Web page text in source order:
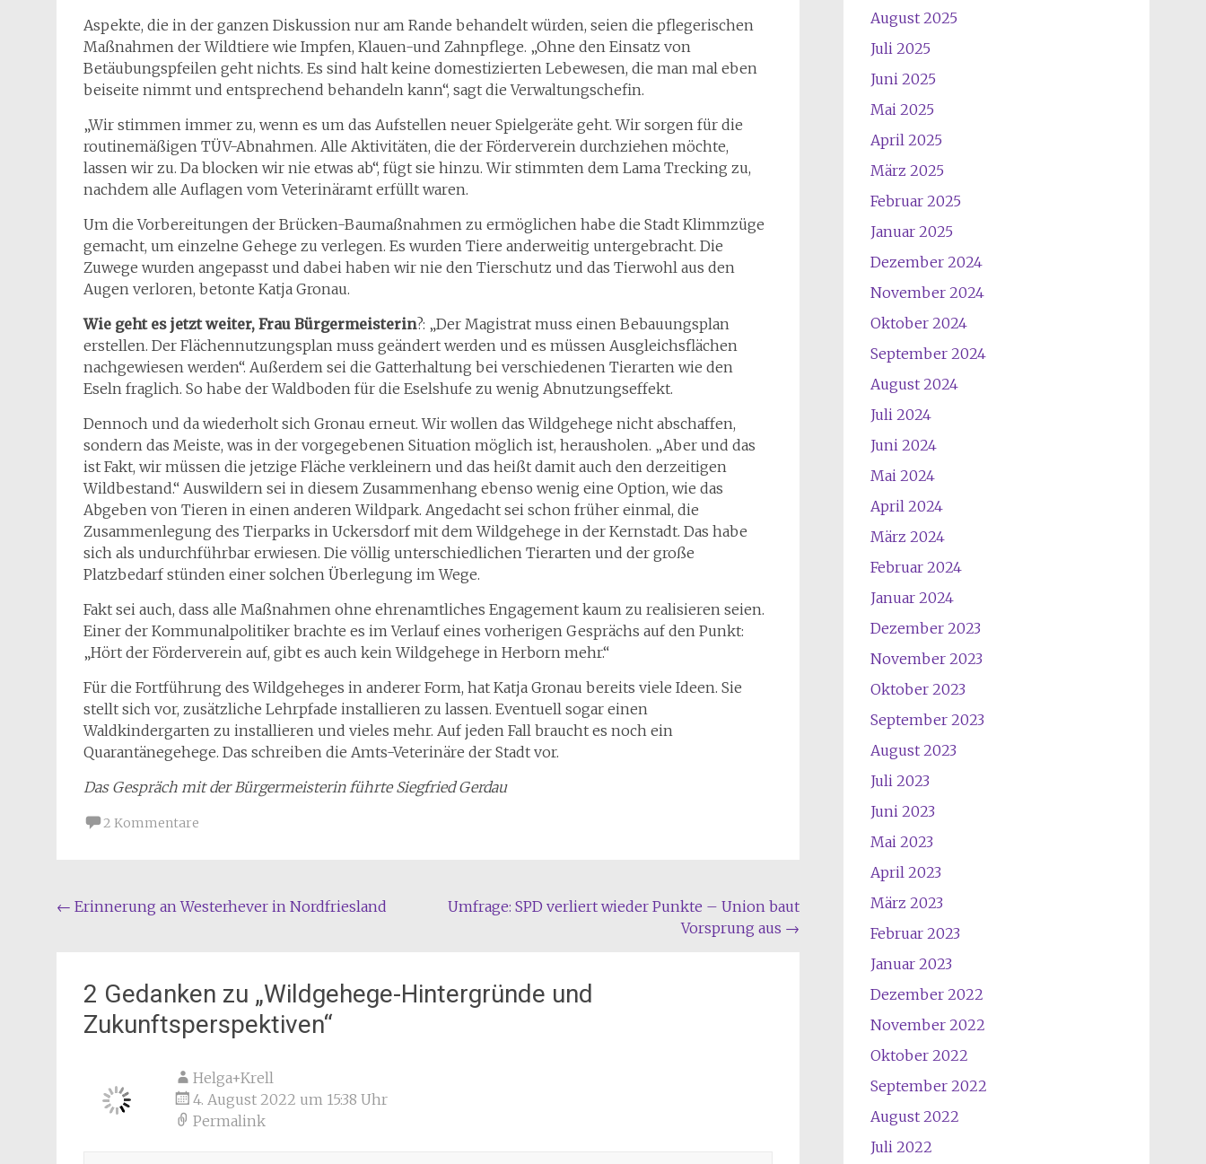
Aspekte, die in der ganzen Diskussion nur am Rande behandelt würden, seien die pflegerischen
Maßnahmen der Wildtiere wie Impfen, Klauen-und Zahnpflege. „Ohne den Einsatz von
Betäubungspfeilen geht nichts. Es sind halt keine domestizierten Lebewesen, die man mal eben
beiseite nimmt und entsprechend behandeln kann“, sagt die Verwaltungschefin.
„Wir stimmen immer zu, wenn es um das Aufstellen neuer Spielgeräte geht. Wir sorgen für die
routinemäßigen TÜV-Abnahmen. Alle Aktivitäten, die der Förderverein durchziehen möchte,
lassen wir zu. Da blocken wir nie etwas ab“, fügt sie hinzu. Wir stimmten dem Lama Trecking zu,
nachdem alle Auflagen vom Veterinäramt erfüllt waren.
Um die Vorbereitungen der Brücken-Baumaßnahmen zu ermöglichen habe die Stadt Klimmzüge
gemacht, um einzelne Gehege zu verlegen. Es wurden Tiere anderweitig untergebracht. Die
Zuwege wurden angepasst und dabei haben wir nie den Tierschutz und das Tierwohl aus den
Augen verloren, betonte Katja Gronau.
Wie geht es jetzt weiter, Frau Bürgermeisterin?: „Der Magistrat muss einen Bebauungsplan
erstellen. Der Flächennutzungsplan muss geändert werden und es müssen Ausgleichsflächen
nachgewiesen werden“. Außerdem sei die Gatterhaltung bei verschiedenen Tierarten wie den
Eseln fraglich. So habe der Waldboden für die Eselshufe zu wenig Abnutzungseffekt.
Dennoch und da wiederholt sich Gronau erneut. Wir wollen das Wildgehege nicht abschaffen,
sondern das Meiste, was in der vorgegebenen Situation möglich ist, herausholen. „Aber und das
ist Fakt, wir müssen die jetzige Fläche verkleinern und das heißt damit auch den derzeitigen
Wildbestand.“ Auswildern sei in diesem Zusammenhang ebenso wenig eine Option, wie das
Abgeben von Tieren in einen anderen Wildpark. Angedacht sei schon früher einmal, die
Zusammenlegung des Tierparks in Uckersdorf mit dem Wildgehege in der Kernstadt. Das habe
sich als undurchführbar erwiesen. Die völlig unterschiedlichen Tierarten und der große
Platzbedarf stünden einer solchen Überlegung im Wege.
Fakt sei auch, dass alle Maßnahmen ohne ehrenamtliches Engagement kaum zu realisieren seien.
Einer der Kommunalpolitiker brachte es im Verlauf eines vorherigen Gesprächs auf den Punkt:
„Hört der Förderverein auf, gibt es auch kein Wildgehege in Herborn mehr.“
Für die Fortführung des Wildgeheges in anderer Form, hat Katja Gronau bereits viele Ideen. Sie
stellt sich vor, zusätzliche Lehrpfade installieren zu lassen. Eventuell sogar einen
Waldkindergarten zu installieren und vieles mehr. Auf jeden Fall braucht es noch ein
Quarantänegehege. Das schreiben die Amts-Veterinäre der Stadt vor.
Das Gespräch mit der Bürgermeisterin führte Siegfried Gerdau
2 Kommentare
Beitragsnavigation
← Erinnerung an Westerhever in Nordfriesland
Umfrage: SPD verliert wieder Punkte – Union baut
Vorsprung aus →
2 Gedanken zu „Wildgehege-Hintergründe und
Zukunftsperspektiven“
Helga+Krell
4. August 2022 um 15:38 Uhr
Permalink
August 2025
Juli 2025
Juni 2025
Mai 2025
April 2025
März 2025
Februar 2025
Januar 2025
Dezember 2024
November 2024
Oktober 2024
September 2024
August 2024
Juli 2024
Juni 2024
Mai 2024
April 2024
März 2024
Februar 2024
Januar 2024
Dezember 2023
November 2023
Oktober 2023
September 2023
August 2023
Juli 2023
Juni 2023
Mai 2023
April 2023
März 2023
Februar 2023
Januar 2023
Dezember 2022
November 2022
Oktober 2022
September 2022
August 2022
Juli 2022